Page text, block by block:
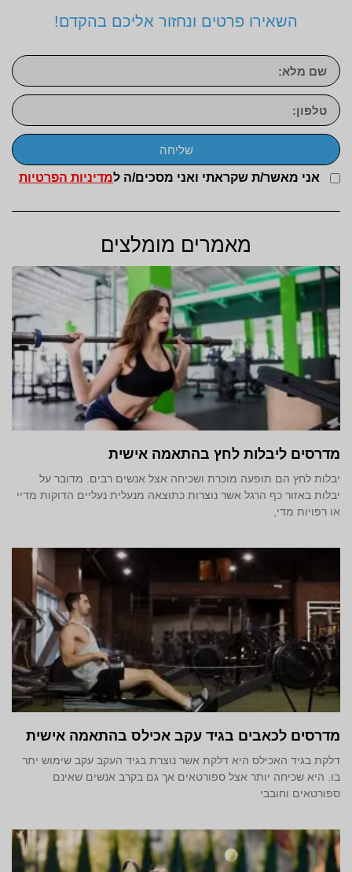
השאירו פרטים ונחזור אליכם בהקדם!
אני מאשר/ת שקראתי ואני מסכים/ה למדיניות הפרטיות
שליחה
מאמרים מומלצים
מדרסים ליבלות לחץ בהתאמה אישית
יבלות לחץ הם תופעה מוכרת ושכיחה אצל אנשים רבים. מדובר על
יבלות באזור כף הרגל אשר נוצרות כתוצאה מנעלית נעליים הדוקות מדיי
או רפויות מדי,
מדרסים לכאבים בגיד עקב אכילס בהתאמה אישית
דלקת בגיד האכילס היא דלקת אשר נוצרת בגיד העקב עקב שימוש יתר
בו. היא שכיחה יותר אצל ספורטאים אך גם בקרב אנשים שאינם
ספורטאים וחובבי